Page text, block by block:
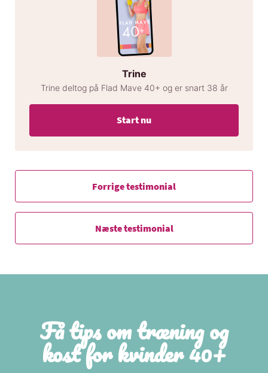
Trine
Trine deltog på Flad Mave 40+ og er snart 38 år
Start nu
Forrige testimonial
Næste testimonial
Få tips om træning og
kost for kvinder 40+